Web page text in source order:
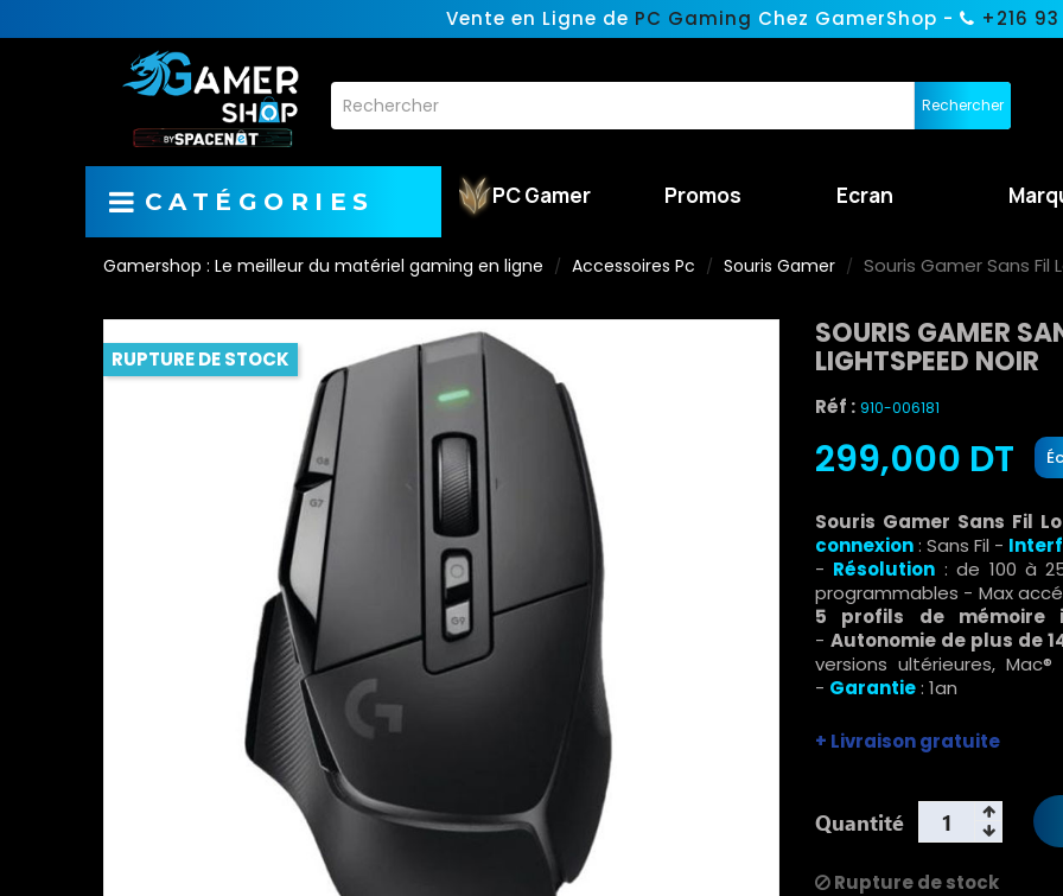
Vente en Ligne de PC Gaming Chez GamerShop - +216
Rechercher
CATÉGORIES PC Gamer Promos Ecran
Gamershop : Le meilleur du matériel gaming en ligne Accessoires Pc Souris Gamer Souris Gamer Sans Fil
RUPTURE DE STOCK
SOURIS GAMER
LIGHTSPEED NOIR
Réf : 910-006181
299,000 DT
Souris Gamer Sans Fil
connexion: Sans Fil -
- Résolution : de 100 à
programmables - Max
5 profils de mémoire
- Autonomie de plus de
versions ultérieures,
- Garantie: 1an
+ Livraison gratuite
Quantité
Rupture de stock